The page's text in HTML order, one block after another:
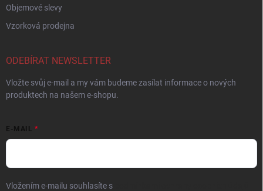
Objemové slevy
Vzorková prodejna
ODEBÍRAT NEWSLETTER
Vložte svůj e-mail a my vám budeme zasílat informace o nových
produktech na našem e-shopu.
E-MAIL
Vložením e-mailu souhlasíte s